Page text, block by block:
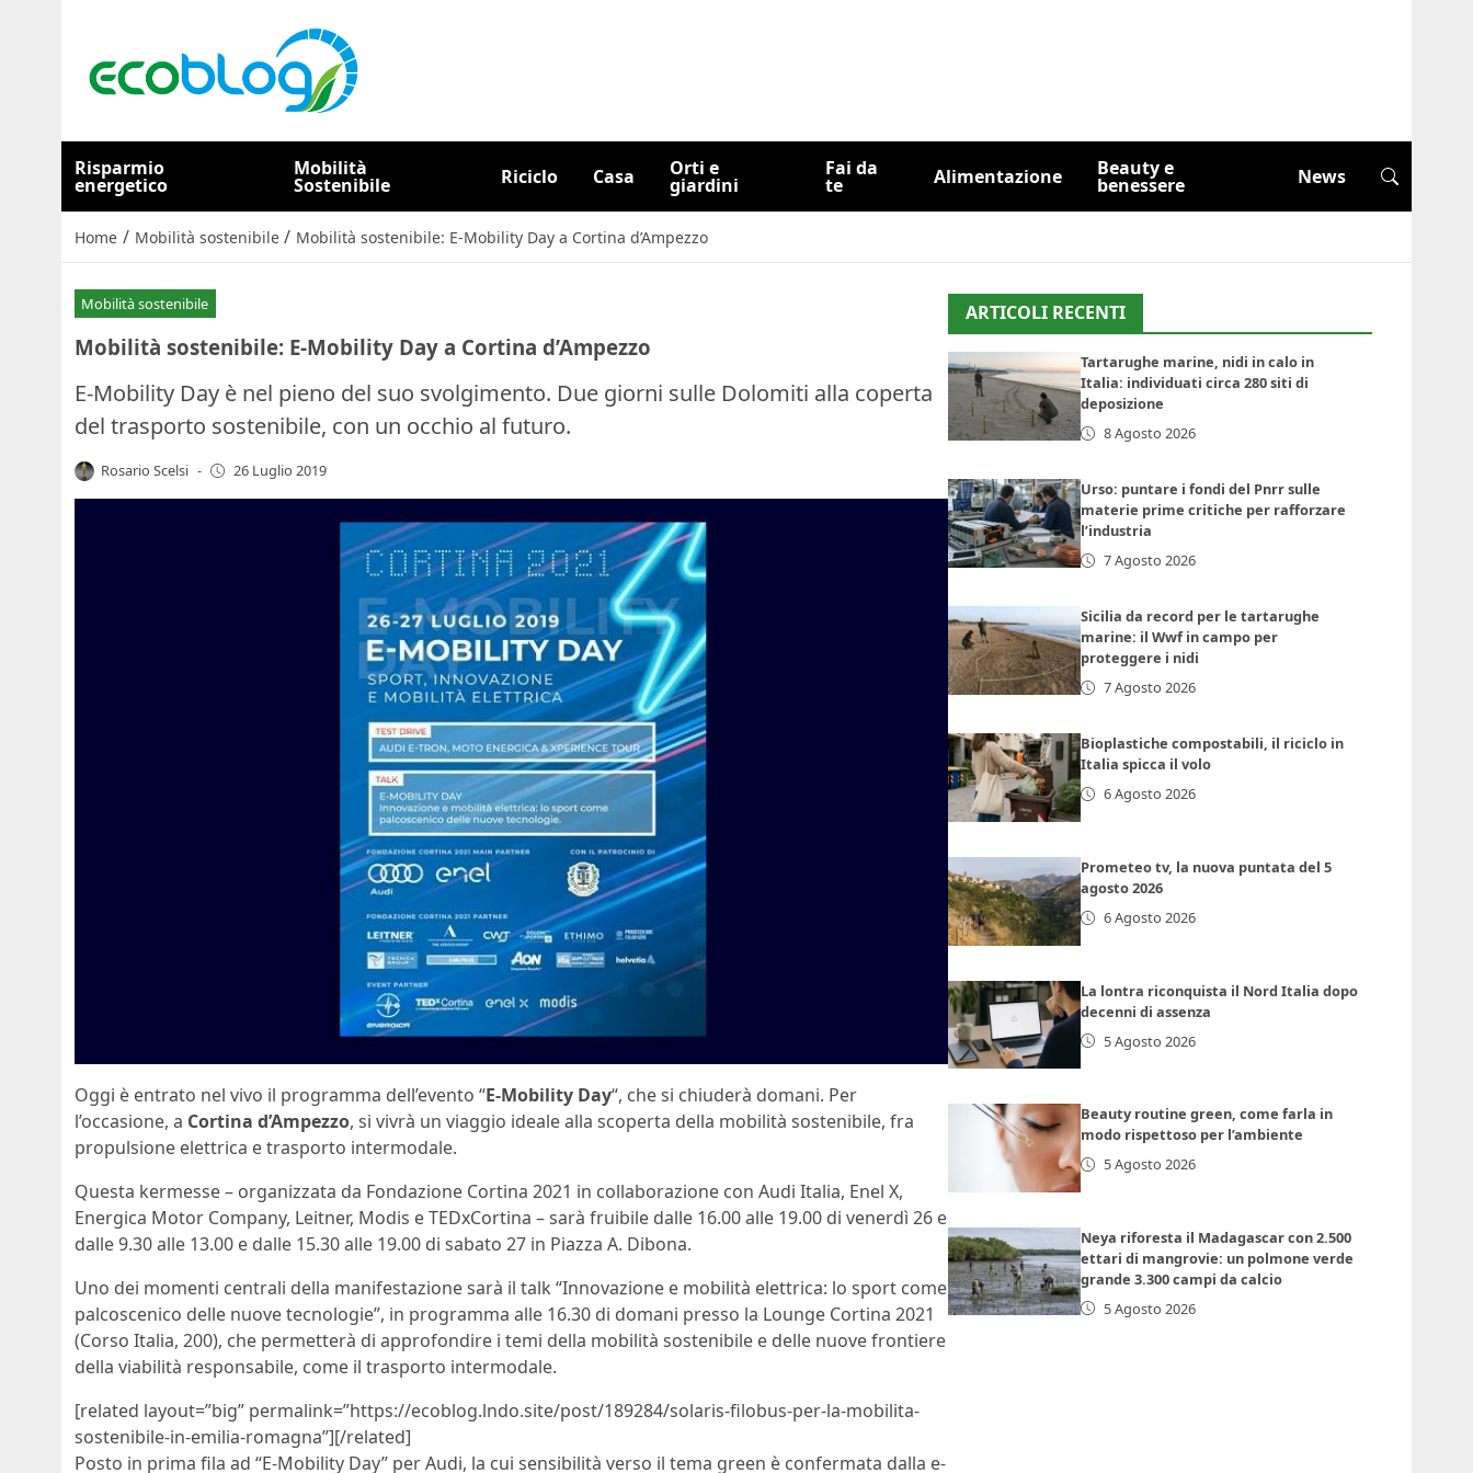
Risparmio
energetico
Mobilità
Sostenibile Riciclo Casa Orti e
giardini
Fai da
te Alimentazione Beauty e
benessere News
Home / Mobilità sostenibile / Mobilità sostenibile: E-Mobility Day a Cortina d’Ampezzo
Mobilità sostenibile
Mobilità sostenibile: E-Mobility Day a Cortina d’Ampezzo
E-Mobility Day è nel pieno del suo svolgimento. Due giorni sulle Dolomiti alla coperta
del trasporto sostenibile, con un occhio al futuro.
Rosario Scelsi - 26 Luglio 2019
Oggi è entrato nel vivo il programma dell’evento “E-Mobility Day“, che si chiuderà domani. Per
l’occasione, a Cortina d’Ampezzo, si vivrà un viaggio ideale alla scoperta della mobilità sostenibile, fra
propulsione elettrica e trasporto intermodale.
Questa kermesse – organizzata da Fondazione Cortina 2021 in collaborazione con Audi Italia, Enel X,
Energica Motor Company, Leitner, Modis e TEDxCortina – sarà fruibile dalle 16.00 alle 19.00 di venerdì 26 e
dalle 9.30 alle 13.00 e dalle 15.30 alle 19.00 di sabato 27 in Piazza A. Dibona.
Uno dei momenti centrali della manifestazione sarà il talk “Innovazione e mobilità elettrica: lo sport come
palcoscenico delle nuove tecnologie”, in programma alle 16.30 di domani presso la Lounge Cortina 2021
(Corso Italia, 200), che permetterà di approfondire i temi della mobilità sostenibile e delle nuove frontiere
della viabilità responsabile, come il trasporto intermodale.
[related layout=”big” permalink=”https://ecoblog.lndo.site/post/189284/solaris-filobus-per-la-mobilita-
sostenibile-in-emilia-romagna”][/related]
Posto in prima fila ad “E-Mobility Day” per Audi, la cui sensibilità verso il tema green è confermata dalla e-
ARTICOLI RECENTI
Tartarughe marine, nidi in calo in
Italia: individuati circa 280 siti di
deposizione
8 Agosto 2026
Urso: puntare i fondi del Pnrr sulle
materie prime critiche per rafforzare
l’industria
7 Agosto 2026
Sicilia da record per le tartarughe
marine: il Wwf in campo per
proteggere i nidi
7 Agosto 2026
Bioplastiche compostabili, il riciclo in
Italia spicca il volo
6 Agosto 2026
Prometeo tv, la nuova puntata del 5
agosto 2026
6 Agosto 2026
La lontra riconquista il Nord Italia dopo
decenni di assenza
5 Agosto 2026
Beauty routine green, come farla in
modo rispettoso per l’ambiente
5 Agosto 2026
Neya riforesta il Madagascar con 2.500
ettari di mangrovie: un polmone verde
grande 3.300 campi da calcio
5 Agosto 2026